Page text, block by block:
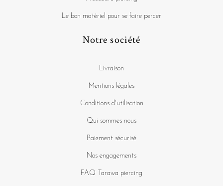
Le bon matériel pour se faire percer
Notre société
Livraison
Mentions légales
Conditions d'utilisation
Qui sommes nous
Paiement sécurisé
Nos engagements
FAQ Tarawa piercing